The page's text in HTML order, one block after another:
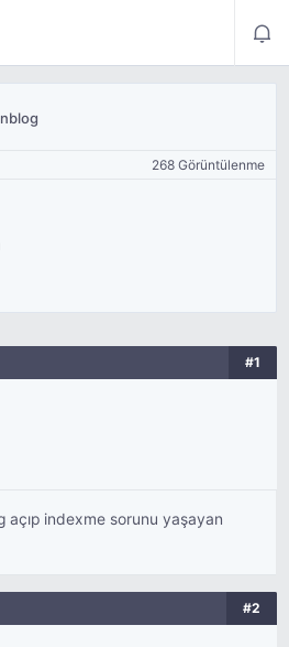
268 Görüntülenme
#1
açıp indexme sorunu yaşayan
#2